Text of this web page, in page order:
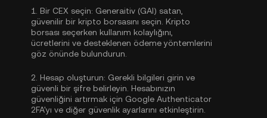
1. Bir CEX seçin: Generaitiv (GAI) satan,
güvenilir bir kripto borsasını seçin. Kripto
borsası seçerken kullanım kolaylığını,
ücretlerini ve desteklenen ödeme yöntemlerini
göz önünde bulundurun.
2. Hesap oluşturun: Gerekli bilgileri girin ve
güvenli bir şifre belirleyin. Hesabınızın
güvenliğini artırmak için Google Authenticator
2FA'yı ve diğer güvenlik ayarlarını etkinleştirin.